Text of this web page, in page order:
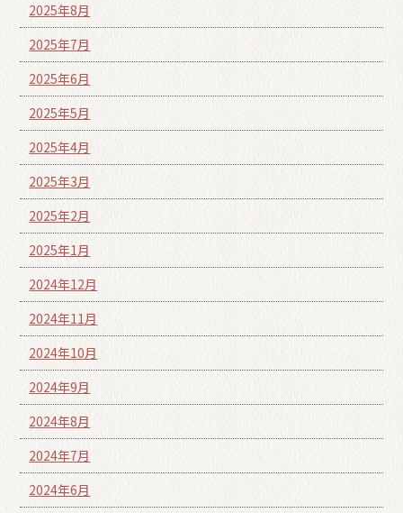
2025年8月
2025年7月
2025年6月
2025年5月
2025年4月
2025年3月
2025年2月
2025年1月
2024年12月
2024年11月
2024年10月
2024年9月
2024年8月
2024年7月
2024年6月